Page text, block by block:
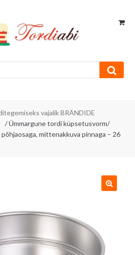
vajalik BRÄNDIDE
/ Ümmargune tordi küpsetusvorm/
mittenakkuva pinnaga – 26